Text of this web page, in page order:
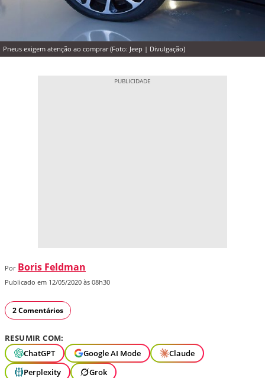
Pneus exigem atenção ao comprar (Foto: Jeep | Divulgação)
Por Boris Feldman
Publicado em 12/05/2020 às 08h30
2 Comentários
RESUMIR COM:
ChatGPT
Google AI Mode
Claude
Perplexity
Grok